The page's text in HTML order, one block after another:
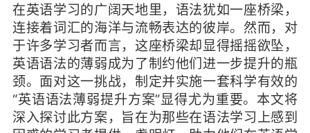
在英语学习的广阔天地里，语法犹如一座桥梁，
连接着词汇的海洋与流畅表达的彼岸。然而，对
于许多学习者而言，这座桥梁却显得摇摇欲坠，
英语语法的薄弱成为了制约他们进一步提升的瓶
颈。面对这一挑战，制定并实施一套科学有效的
“英语语法薄弱提升方案”显得尤为重要。本文将
深入探讨此方案，旨在为那些在语法学习上感到